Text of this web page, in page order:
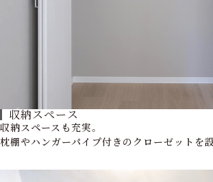
収納スペース
収納スペースも充実。
枕棚やハンガーパイプ付きのクローゼットを